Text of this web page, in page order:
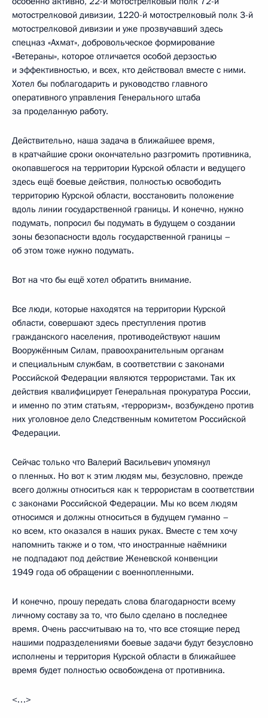
мотострелковой дивизии, 1220-й мотострелковый полк 3-й
мотострелковой дивизии и уже прозвучавший здесь
спецназ «Ахмат», добровольческое формирование
«Ветераны», которое отличается особой дерзостью
и эффективностью, и всех, кто действовал вместе с ними.
Хотел бы поблагодарить и руководство главного
оперативного управления Генерального штаба
за проделанную работу.
Действительно, наша задача в ближайшее время,
в кратчайшие сроки окончательно разгромить противника,
окопавшегося на территории Курской области и ведущего
здесь ещё боевые действия, полностью освободить
территорию Курской области, восстановить положение
вдоль линии государственной границы. И конечно, нужно
подумать, попросил бы подумать в будущем о создании
зоны безопасности вдоль государственной границы –
об этом тоже нужно подумать.
Вот на что бы ещё хотел обратить внимание.
Все люди, которые находятся на территории Курской
области, совершают здесь преступления против
гражданского населения, противодействуют нашим
Вооружённым Силам, правоохранительным органам
и специальным службам, в соответствии с законами
Российской Федерации являются террористами. Так их
действия квалифицирует Генеральная прокуратура России,
и именно по этим статьям, «терроризм», возбуждено против
них уголовное дело Следственным комитетом Российской
Федерации.
Сейчас только что Валерий Васильевич упомянул
о пленных. Но вот к этим людям мы, безусловно, прежде
всего должны относиться как к террористам в соответствии
с законами Российской Федерации. Мы ко всем людям
относимся и должны относиться в будущем гуманно –
ко всем, кто оказался в наших руках. Вместе с тем хочу
напомнить также и о том, что иностранные наёмники
не подпадают под действие Женевской конвенции
1949 года об обращении с военнопленными.
И конечно, прошу передать слова благодарности всему
личному составу за то, что было сделано в последнее
время. Очень рассчитываю на то, что все стоящие перед
нашими подразделениями боевые задачи будут безусловно
исполнены и территория Курской области в ближайшее
время будет полностью освобождена от противника.
<…>